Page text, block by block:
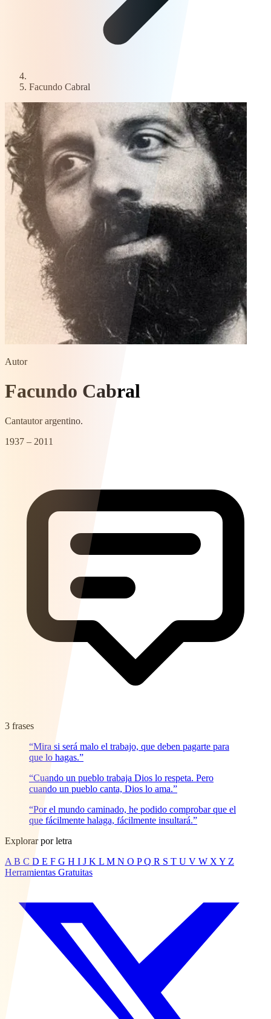
Facundo Cabral
Autor
Facundo Cabral
Cantautor argentino.
1937 – 2011
3 frases
“Mira si será malo el trabajo, que deben pagarte para
que lo hagas.”
“Cuando un pueblo trabaja Dios lo respeta. Pero
cuando un pueblo canta, Dios lo ama.”
“Por el mundo caminado, he podido comprobar que el
que fácilmente halaga, fácilmente insultará.”
Explorar por letra
A B C D E F G H I J K L M N O P Q R S T U V W X Y Z
Herramientas Gratuitas